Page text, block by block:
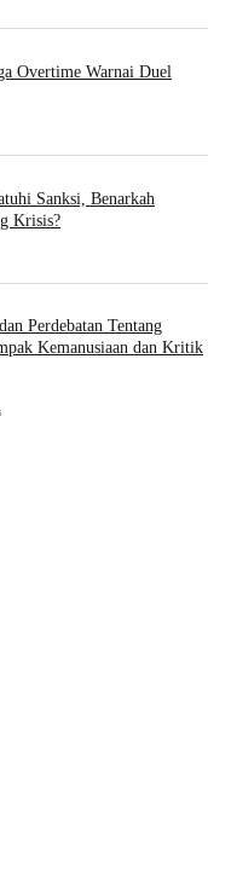
Overtime Warnai Duel
Sanksi, Benarkah
Krisis?
Perdebatan Tentang
Kemanusiaan dan Kritik